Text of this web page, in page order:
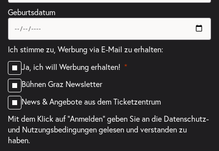
Geburtsdatum
Ich stimme zu, Werbung via E-Mail zu erhalten:
Ja, ich will Werbung erhalten!
Bühnen Graz Newsletter
News & Angebote aus dem Ticketzentrum
Mit dem Klick auf "Anmelden" geben Sie an die Datenschutz-
und Nutzungsbedingungen gelesen und verstanden zu
haben.